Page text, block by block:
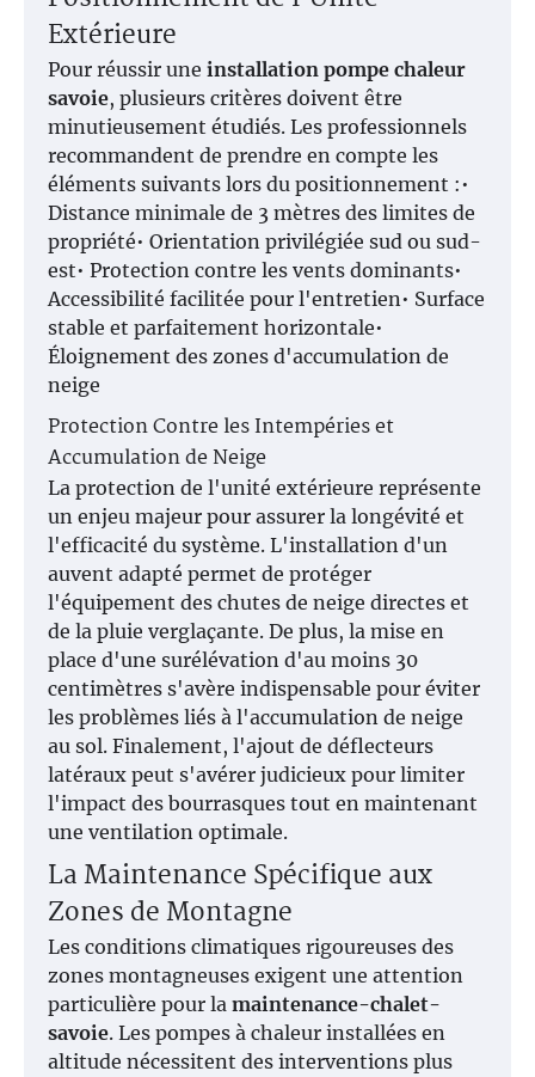
Extérieure
Pour réussir une installation pompe chaleur
savoie, plusieurs critères doivent être
minutieusement étudiés. Les professionnels
recommandent de prendre en compte les
éléments suivants lors du positionnement :•
Distance minimale de 3 mètres des limites de
propriété• Orientation privilégiée sud ou sud-
est• Protection contre les vents dominants•
Accessibilité facilitée pour l'entretien• Surface
stable et parfaitement horizontale•
Éloignement des zones d'accumulation de
neige
Protection Contre les Intempéries et
Accumulation de Neige
La protection de l'unité extérieure représente
un enjeu majeur pour assurer la longévité et
l'efficacité du système. L'installation d'un
auvent adapté permet de protéger
l'équipement des chutes de neige directes et
de la pluie verglaçante. De plus, la mise en
place d'une surélévation d'au moins 30
centimètres s'avère indispensable pour éviter
les problèmes liés à l'accumulation de neige
au sol. Finalement, l'ajout de déflecteurs
latéraux peut s'avérer judicieux pour limiter
l'impact des bourrasques tout en maintenant
une ventilation optimale.
La Maintenance Spécifique aux
Zones de Montagne
Les conditions climatiques rigoureuses des
zones montagneuses exigent une attention
particulière pour la maintenance-chalet-
savoie. Les pompes à chaleur installées en
altitude nécessitent des interventions plus